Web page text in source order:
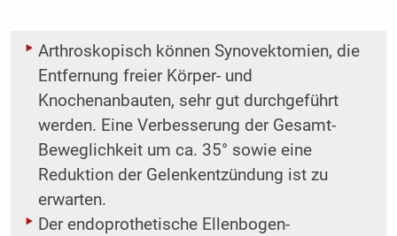
Arthroskopisch können Synovektomien, die
Entfernung freier Körper- und
Knochenanbauten, sehr gut ­durchgeführt
werden. Eine Verbesserung der Gesamt-
Beweglichkeit um ca. 35° sowie eine
Reduktion der Gelenkentzündung ist zu
erwarten.
Der endoprothetische Ellenbogen-